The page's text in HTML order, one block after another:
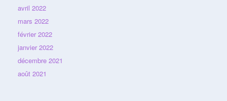
avril 2022
mars 2022
février 2022
janvier 2022
décembre 2021
août 2021